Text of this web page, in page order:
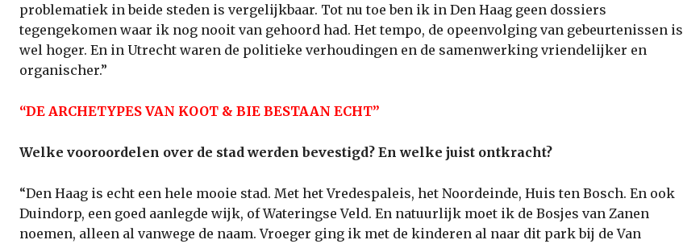
problematiek in beide steden is vergelijkbaar. Tot nu toe ben ik in Den Haag geen dossiers
tegengekomen waar ik nog nooit van gehoord had. Het tempo, de opeenvolging van gebeurtenissen is
wel hoger. En in Utrecht waren de politieke verhoudingen en de samenwerking vriendelijker en
organischer.”
“DE ARCHETYPES VAN KOOT & BIE BESTAAN ECHT”
Welke vooroordelen over de stad werden bevestigd? En welke juist ontkracht?
“Den Haag is echt een hele mooie stad. Met het Vredespaleis, het Noordeinde, Huis ten Bosch. En ook
Duindorp, een goed aanlegde wijk, of Wateringse Veld. En natuurlijk moet ik de Bosjes van Zanen
noemen, alleen al vanwege de naam. Vroeger ging ik met de kinderen al naar dit park bij de Van